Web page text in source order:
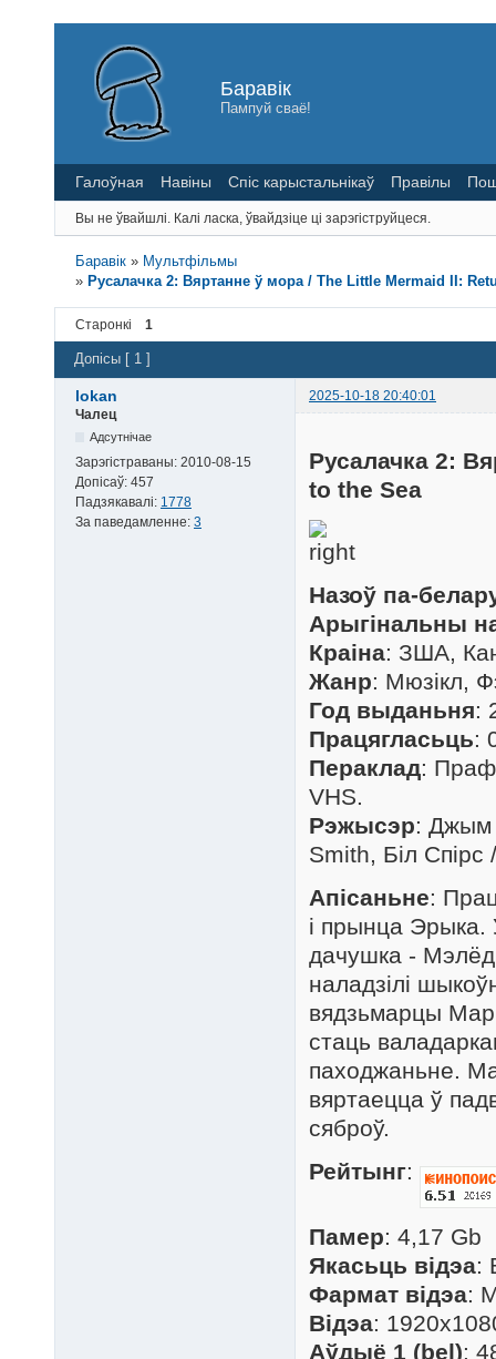
Баравік
Пампуй сваё!
Галоўная Навіны Спіс карыстальнікаў Правілы
Вы не ўвайшлі. Калі ласка, ўвайдзіце ці зарэгіструйцеся.
Баравік » Мультфільмы
» Русалачка 2: Вяртанне ў мора / The Little Mermaid II:
Старонкі 1
Допісы [ 1 ]
lokan
2025-10-18 20:40:01
Чалец
Адсутнічае
Зарэгістраваны: 2010-08-15
Допісаў: 457
Падзякавалі: 1778
За паведамленне: 3
Русалачка 2:
to the Sea
Назоў па-
Арыгінальны
Краіна: ЗША,
Жанр: Мюзікл,
Год выданьня:
Працягласьць:
Пераклад:
VHS.
Рэжысэр: Джым
Smith, Біл
Апісаньне:
і прынца Эрыка.
дачушка -
наладзілі
вядзьмарцы
стаць
паходжаньне.
вяртаецца ў
сяброў.
Рейтынг:
Памер: 4,17 Gb
Якасьць відэа:
Фармат відэа:
Відэа:
Аўдыё 1 (bel):